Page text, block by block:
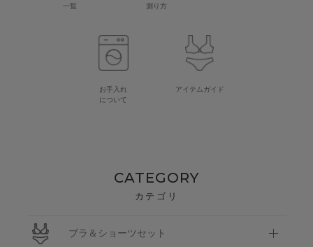
一覧
測り方
お手入れ
について
アイテムガイド
CATEGORY
カテゴリ
ブラ＆ショーツセット